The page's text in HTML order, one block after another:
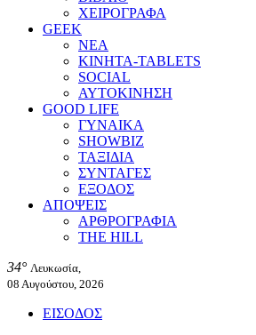
ΧΕΙΡΟΓΡΑΦΑ
GEEK
ΝΕΑ
ΚΙΝΗΤΑ-TABLETS
SOCIAL
ΑΥΤΟΚΙΝΗΣΗ
GOOD LIFE
ΓΥΝΑΙΚΑ
SHOWBIZ
ΤΑΞΙΔΙΑ
ΣΥΝΤΑΓΕΣ
ΕΞΟΔΟΣ
ΑΠΟΨΕΙΣ
ΑΡΘΡΟΓΡΑΦΙΑ
THE HILL
34° Λευκωσία,
08 Αυγούστου, 2026
ΕΙΣΟΔΟΣ